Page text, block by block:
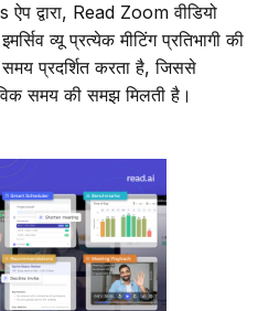
द्वारा, Read Zoom वीडियो
व्यू प्रत्येक मीटिंग प्रतिभागी की
समय प्रदर्शित करता है, जिससे
समय की समझ मिलती है।